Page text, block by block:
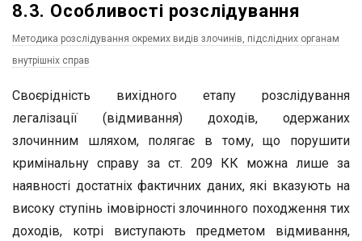
8.3. Особливості розслідування
Методика розслідування окремих видів злочинів, підслідних органам
внутрішніх справ
Своєрідність вихідного етапу розслідування
легалізації (відмивання) доходів, одержаних
злочинним шляхом, полягає в тому, що порушити
кримінальну справу за ст. 209 КК можна лише за
наявності достатніх фактичних даних, які вказують на
високу ступінь імовірності злочинного походження тих
доходів, котрі виступають предметом відмивання,